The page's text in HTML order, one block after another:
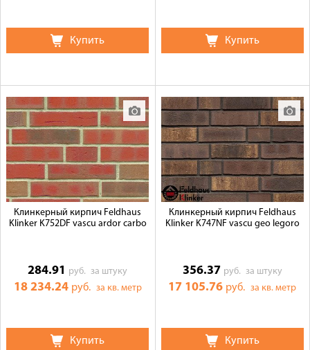
Купить Купить
Клинкерный кирпич Feldhaus
Klinker K752DF vascu ardor carbo
284.91 руб.за штуку
18 234.24 руб. за кв. метр
Купить
Клинкерный кирпич Feldhaus
Klinker K747NF vascu geo legoro
356.37 руб. за штуку
17 105.76 руб.за кв. метр
Купить